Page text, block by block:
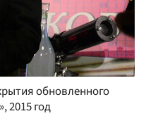
обновленного
2015 год